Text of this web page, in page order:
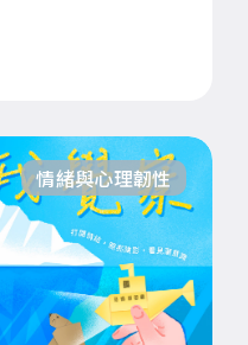
情緒與心理韌性